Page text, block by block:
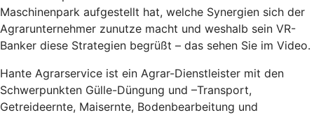
Maschinenpark aufgestellt hat, welche Synergien sich der
Agrarunternehmer zunutze macht und weshalb sein VR-
Banker diese Strategien begrüßt – das sehen Sie im Video.
Hante Agrarservice ist ein Agrar-Dienstleister mit den
Schwerpunkten Gülle-Düngung und –Transport,
Getreideernte, Maisernte, Bodenbearbeitung und